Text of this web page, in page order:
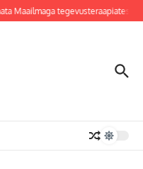
Maailmaga tegevusteraapiatesse